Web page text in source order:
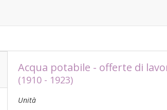
Acqua potabile - offerte di
(1910 - 1923)
Unità